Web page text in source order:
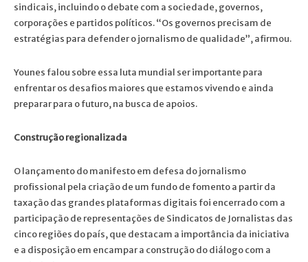
sindicais, incluindo o debate com a sociedade, governos,
corporações e partidos políticos. “Os governos precisam de
estratégias para defender o jornalismo de qualidade”, afirmou.
Younes falou sobre essa luta mundial ser importante para
enfrentar os desafios maiores que estamos vivendo e ainda
preparar para o futuro, na busca de apoios.
Construção regionalizada
O lançamento do manifesto em defesa do jornalismo
profissional pela criação de um fundo de fomento a partir da
taxação das grandes plataformas digitais foi encerrado com a
participação de representações de Sindicatos de Jornalistas das
cinco regiões do país, que destacam a importância da iniciativa
e a disposição em encampar a construção do diálogo com a